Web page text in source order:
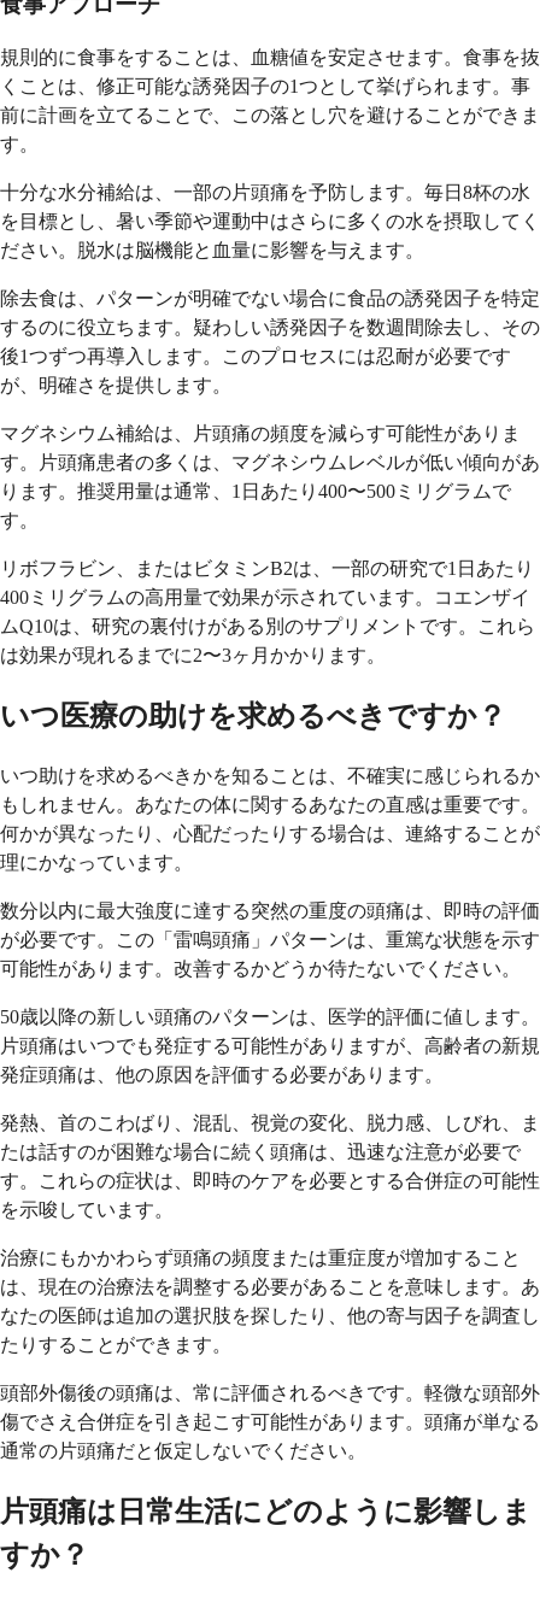
規則的に食事をすることは、血糖値を安定させます。食事を抜
くことは、修正可能な誘発因子の1つとして挙げられます。事
前に計画を立てることで、この落とし穴を避けることができま
す。
十分な水分補給は、一部の片頭痛を予防します。毎日8杯の水
を目標とし、暑い季節や運動中はさらに多くの水を摂取してく
ださい。脱水は脳機能と血量に影響を与えます。
除去食は、パターンが明確でない場合に食品の誘発因子を特定
するのに役立ちます。疑わしい誘発因子を数週間除去し、その
後1つずつ再導入します。このプロセスには忍耐が必要です
が、明確さを提供します。
マグネシウム補給は、片頭痛の頻度を減らす可能性がありま
す。片頭痛患者の多くは、マグネシウムレベルが低い傾向があ
ります。推奨用量は通常、1日あたり400〜500ミリグラムで
す。
リボフラビン、またはビタミンB2は、一部の研究で1日あたり
400ミリグラムの高用量で効果が示されています。コエンザイ
ムQ10は、研究の裏付けがある別のサプリメントです。これら
は効果が現れるまでに2〜3ヶ月かかります。
いつ医療の助けを求めるべきですか？
いつ助けを求めるべきかを知ることは、不確実に感じられるか
もしれません。あなたの体に関するあなたの直感は重要です。
何かが異なったり、心配だったりする場合は、連絡することが
理にかなっています。
数分以内に最大強度に達する突然の重度の頭痛は、即時の評価
が必要です。この「雷鳴頭痛」パターンは、重篤な状態を示す
可能性があります。改善するかどうか待たないでください。
50歳以降の新しい頭痛のパターンは、医学的評価に値します。
片頭痛はいつでも発症する可能性がありますが、高齢者の新規
発症頭痛は、他の原因を評価する必要があります。
発熱、首のこわばり、混乱、視覚の変化、脱力感、しびれ、ま
たは話すのが困難な場合に続く頭痛は、迅速な注意が必要で
す。これらの症状は、即時のケアを必要とする合併症の可能性
を示唆しています。
治療にもかかわらず頭痛の頻度または重症度が増加すること
は、現在の治療法を調整する必要があることを意味します。あ
なたの医師は追加の選択肢を探したり、他の寄与因子を調査し
たりすることができます。
頭部外傷後の頭痛は、常に評価されるべきです。軽微な頭部外
傷でさえ合併症を引き起こす可能性があります。頭痛が単なる
通常の片頭痛だと仮定しないでください。
片頭痛は日常生活にどのように影響しま
すか？